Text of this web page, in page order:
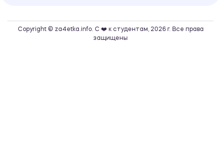
Copyright © za4etka.info. С ❤️ к студентам, 2026 г. Все права
защищены